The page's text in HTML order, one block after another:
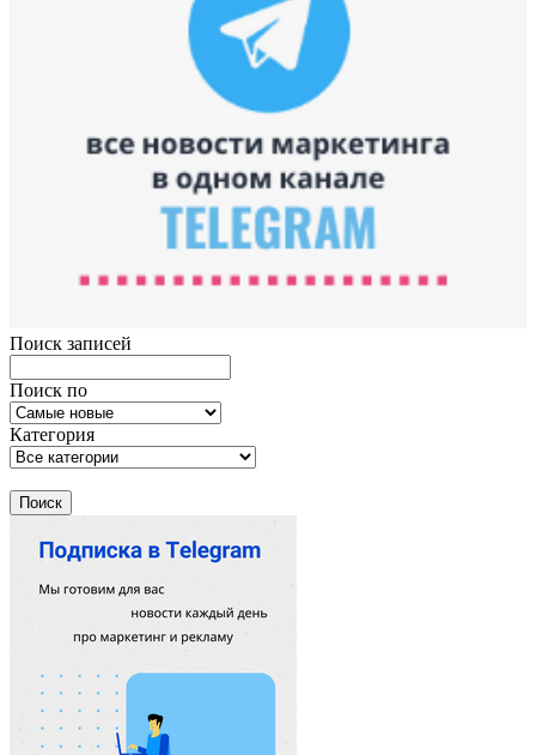
Поиск записей
Поиск по
Категория
Поиск